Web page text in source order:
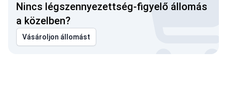
Nincs légszennyezettség-figyelő állomás
a közelben?
Vásároljon állomást